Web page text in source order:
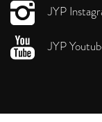
JYP
JYP